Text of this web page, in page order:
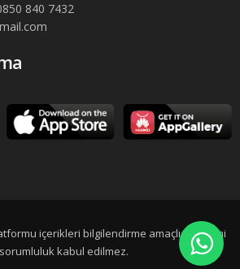
840 7432
içerikleri bilgilendirme amaçlıdır, resmi
sorumluluk kabul edilmez.